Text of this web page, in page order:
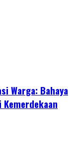
Warga: Bahaya